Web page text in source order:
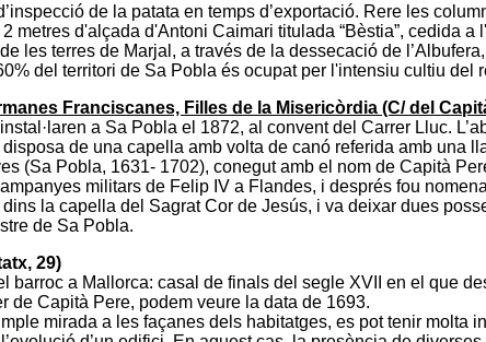
de la patata en temps d’exportació. Rere les
metres d'alçada d'Antoni Caimari titulada “Bèstia”, cedida a
les terres de Marjal, a través de la dessecació de
del territori de Sa Pobla és ocupat per l'intensiu cultiu
Franciscanes, Filles de la Misericòrdia (C/ del
a Sa Pobla el 1872, al convent del Carrer Lluc.
de una capella amb volta de canó referida amb una
(Sa Pobla, 1631- 1702), conegut amb el nom de Capità
militars de Felip IV a Flandes, i després fou
la capella del Sagrat Cor de Jesús, i va deixar dues
de Sa Pobla.
29)
barroc a Mallorca: casal de finals del segle XVII en el que
de Capità Pere, podem veure la data de 1693.
mirada a les façanes dels habitatges, es pot tenir